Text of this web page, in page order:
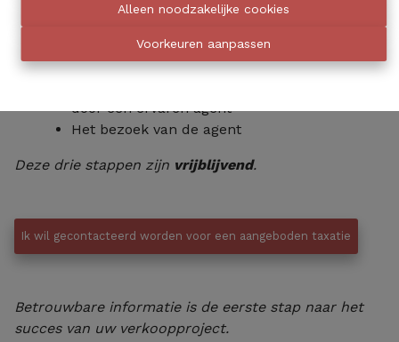
Alleen noodzakelijke cookies
Voorkeuren aanpassen
3 belangrijke stappen:
Contact opnemen via het online formulier
door een ervaren agent
Het bezoek van de agent
Deze drie stappen zijn vrijblijvend.
Ik wil gecontacteerd worden voor een aangeboden taxatie
Betrouwbare informatie is de eerste stap naar het
succes van uw verkoopproject.